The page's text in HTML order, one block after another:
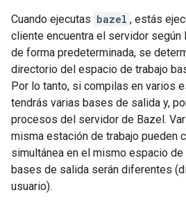
Cuando ejecutas bazel , estás
cliente encuentra el servidor según
de forma predeterminada, se
directorio del espacio de trabajo
Por lo tanto, si compilas en varios
tendrás varias bases de salida y,
procesos del servidor de Bazel.
misma estación de trabajo pueden
simultánea en el mismo espacio
bases de salida serán diferentes
usuario).